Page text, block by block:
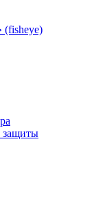
(fisheye)
защиты